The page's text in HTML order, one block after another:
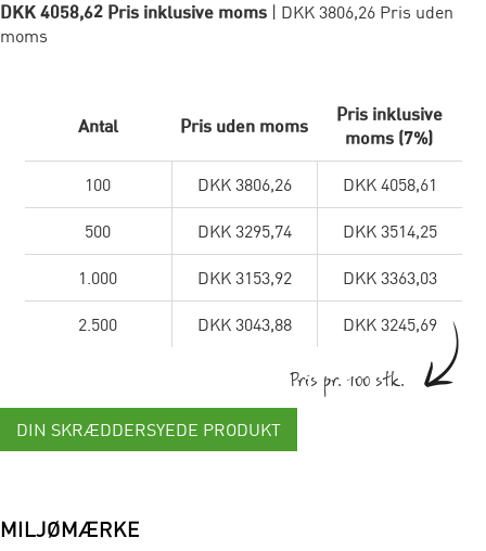
DKK 4058,62 Pris inklusive moms | DKK 3806,26 Pris uden
moms
Antal Pris uden moms
Pris inklusive
moms (7%)
100 DKK 3806,26 DKK 4058,61
500 DKK 3295,74 DKK 3514,25
1.000 DKK 3153,92 DKK 3363,03
2.500 DKK 3043,88 DKK 3245,69
Pris pr. 100 stk.
DIN SKRÆDDERSYEDE PRODUKT
MILJØMÆRKE